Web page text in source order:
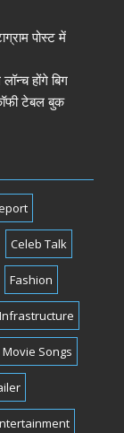
पोस्ट में
होंगे बिग
टेबल बुक
Celeb Talk
Fashion
Infrastructure
Movie Songs